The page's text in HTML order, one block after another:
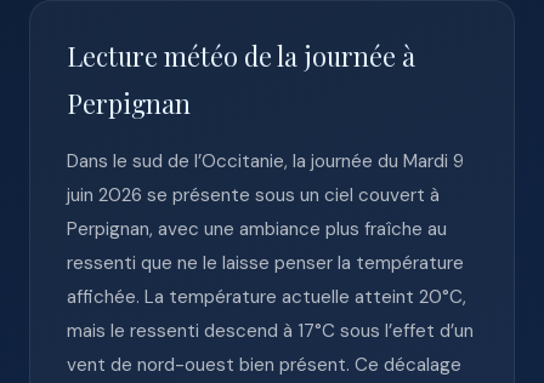
Lecture météo de la journée à
Perpignan
Dans le sud de l’Occitanie, la journée du Mardi 9
juin 2026 se présente sous un ciel couvert à
Perpignan, avec une ambiance plus fraîche au
ressenti que ne le laisse penser la température
affichée. La température actuelle atteint 20°C,
mais le ressenti descend à 17°C sous l’effet d’un
vent de nord-ouest bien présent. Ce décalage